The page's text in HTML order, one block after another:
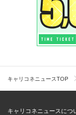
という、オフィ
ば、農家から新
るそうですよ。
いでしょうか。
キャリコネニュースTOP
キャリコネニュースにつ